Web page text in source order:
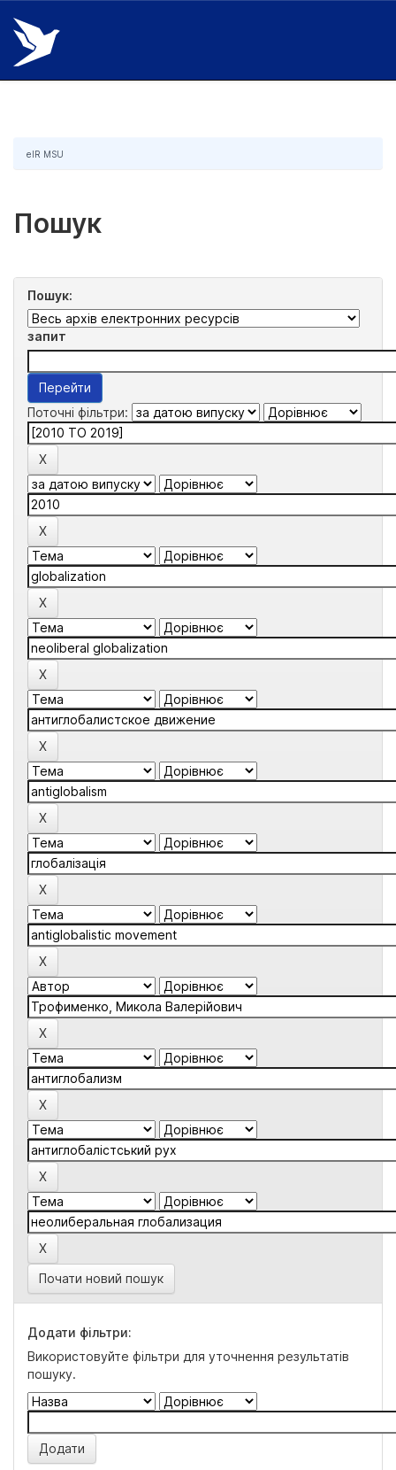
Skip
navigation
eIR MSU
Пошук
Пошук:
запит
Поточні фільтри:
Почати новий пошук
Додати фільтри:
Використовуйте фільтри для уточнення результатів
пошуку.